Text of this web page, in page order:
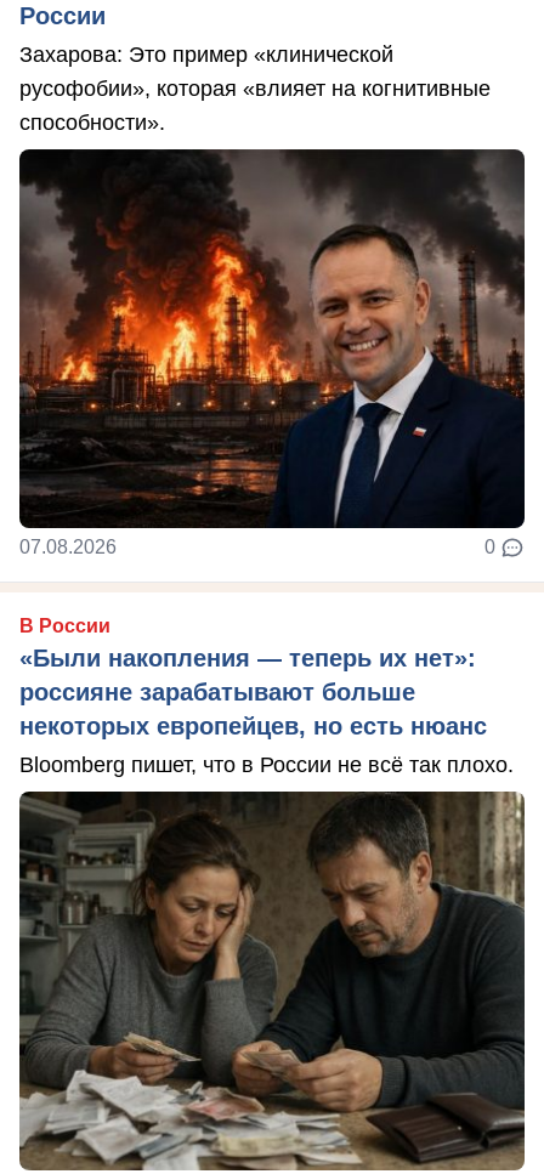
России
Захарова: Это пример «клинической
русофобии», которая «влияет на когнитивные
способности».
07.08.2026 0
В России
«Были накопления — теперь их нет»:
россияне зарабатывают больше
некоторых европейцев, но есть нюанс
Bloomberg пишет, что в России не всё так плохо.